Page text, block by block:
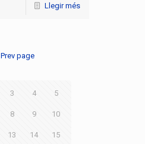
Llegir més
Prev page
3 4 5
8 9 10
13 14 15